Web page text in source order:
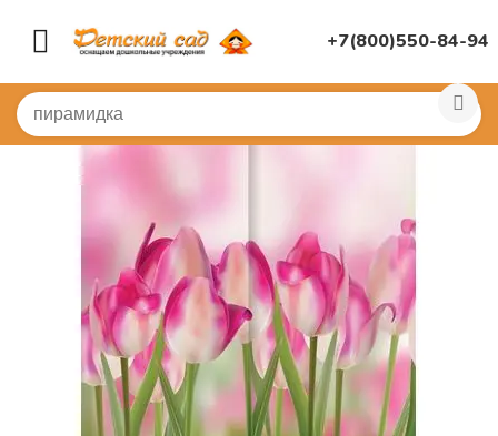
+7(800)550-84-94
Главная / МУЗЫКАЛЬНЫЙ ЗАЛ Занавесы и задники